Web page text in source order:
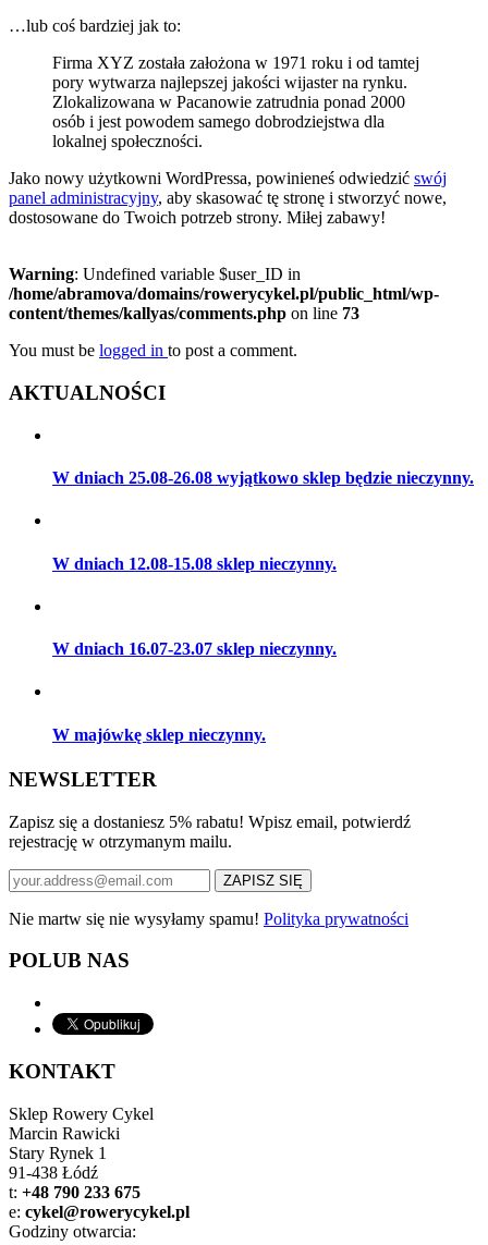
…lub coś bardziej jak to:
Firma XYZ została założona w 1971 roku i od tamtej
pory wytwarza najlepszej jakości wijaster na rynku.
Zlokalizowana w Pacanowie zatrudnia ponad 2000
osób i jest powodem samego dobrodziejstwa dla
lokalnej społeczności.
Jako nowy użytkowni WordPressa, powinieneś odwiedzić swój
panel administracyjny, aby skasować tę stronę i stworzyć nowe,
dostosowane do Twoich potrzeb strony. Miłej zabawy!
Warning: Undefined variable $user_ID in
/home/abramova/domains/rowerycykel.pl/public_html/wp-
content/themes/kallyas/comments.php on line 73
You must be logged in to post a comment.
AKTUALNOŚCI
W dniach 25.08-26.08 wyjątkowo sklep będzie nieczynny.
W dniach 12.08-15.08 sklep nieczynny.
W dniach 16.07-23.07 sklep nieczynny.
W majówkę sklep nieczynny.
NEWSLETTER
Zapisz się a dostaniesz 5% rabatu! Wpisz email, potwierdź
rejestrację w otrzymanym mailu.
Nie martw się nie wysyłamy spamu! Polityka prywatności
POLUB NAS
KONTAKT
Sklep Rowery Cykel
Marcin Rawicki
Stary Rynek 1
91-438 Łódź
t: +48 790 233 675
e: cykel@rowerycykel.pl
Godziny otwarcia: